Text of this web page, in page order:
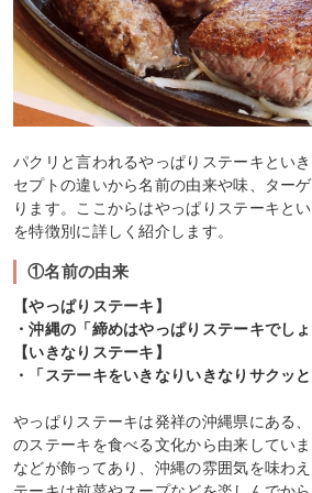
パクリと言われるやっぱりステーキとい
セプトの違いから名前の由来や味、ター
ります。ここからはやっぱりステーキと
を特徴別に詳しく紹介します。
①名前の由来
【やっぱりステーキ】
・沖縄の「締めはやっぱりステーキでし
【いきなりステーキ】
・「ステーキをいきなりいきなりサクッ
やっぱりステーキは発祥の沖縄県にある
のステーキを食べる文化から由来してい
などが飾ってあり、沖縄の雰囲気を味わ